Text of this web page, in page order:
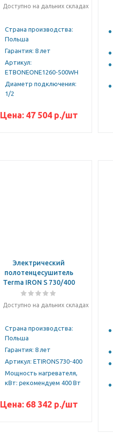
Доступно на дальних складах
Страна производства:
Польша
Гарантия: 8 лет
Артикул:
ETBONEONE1260-500WH
Диаметр подключения:
1/2
Цена: 47 504р./шт
Электрический
полотенцесушитель
Terma IRON S 730/400
Доступно на дальних складах
Страна производства:
Польша
Гарантия: 8 лет
Артикул: ETIRONS730-400
Мощность нагревателя,
кВт: рекомендуем 400 Вт
Цена: 68 342 р./шт